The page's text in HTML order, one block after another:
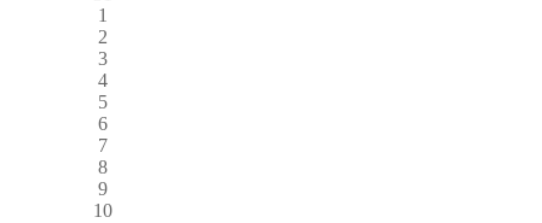
1
2
3
4
5
6
7
8
9
10